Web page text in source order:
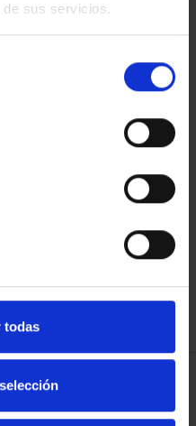
de sus servicios.
todas
SUSCRIPCIÓN
CAPITALES DE
PROVINCIA 4
949,00 €
registrados